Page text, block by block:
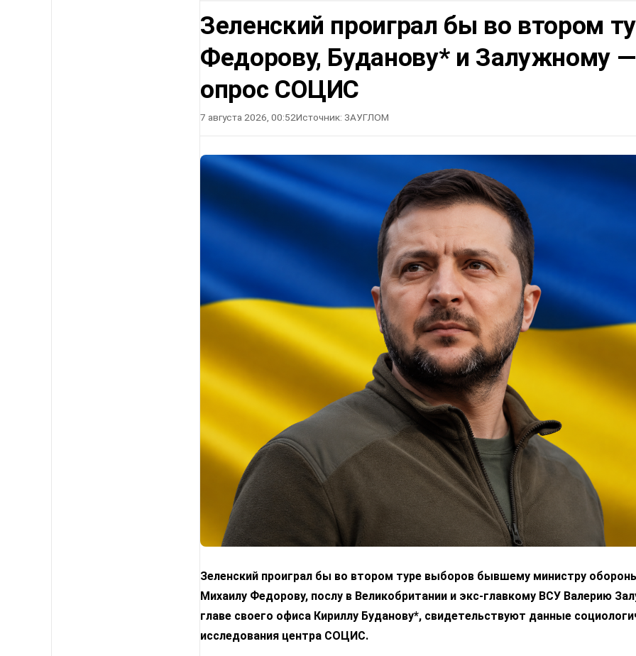
Зеленский проиграл бы во втором
Федорову, Буданову* и Залужному —
опрос СОЦИС
7 августа 2026, 00:52Источник: ЗАУГЛОМ
Зеленский проиграл бы во втором туре выборов бывшему министру
Михаилу Федорову, послу в Великобритании и экс-главкому ВСУ Валерию
главе своего офиса Кириллу Буданову*, свидетельствуют данные
исследования центра СОЦИС.